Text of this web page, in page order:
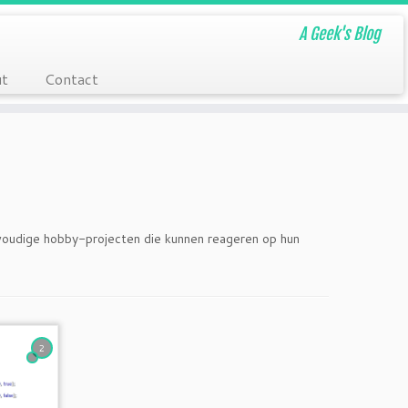
A Geek's Blog
Contact
hobby-projecten die kunnen reageren op hun
2